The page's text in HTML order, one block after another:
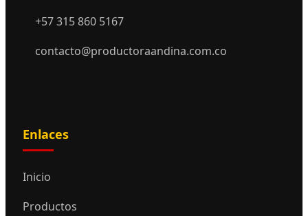
+57 315 860 5167
contacto@productoraandina.com.co
Enlaces
Inicio
Productos